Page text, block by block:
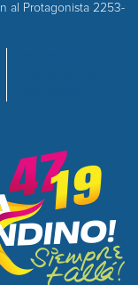
al Protagonista 2253-